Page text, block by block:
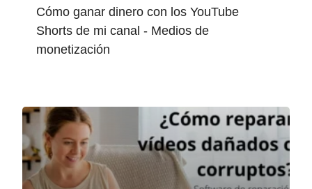
Cómo ganar dinero con los YouTube
Shorts de mi canal - Medios de
monetización